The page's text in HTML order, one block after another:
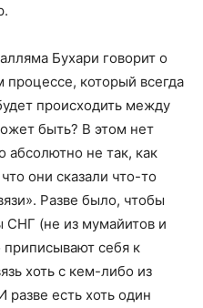
Бухари говорит о
процессе, который всегда
происходить между
быть? В этом нет
абсолютно не так, как
они сказали что-то
Разве было, чтобы
СНГ (не из мумайитов и
себя к
хоть с кем-либо из
есть хоть один